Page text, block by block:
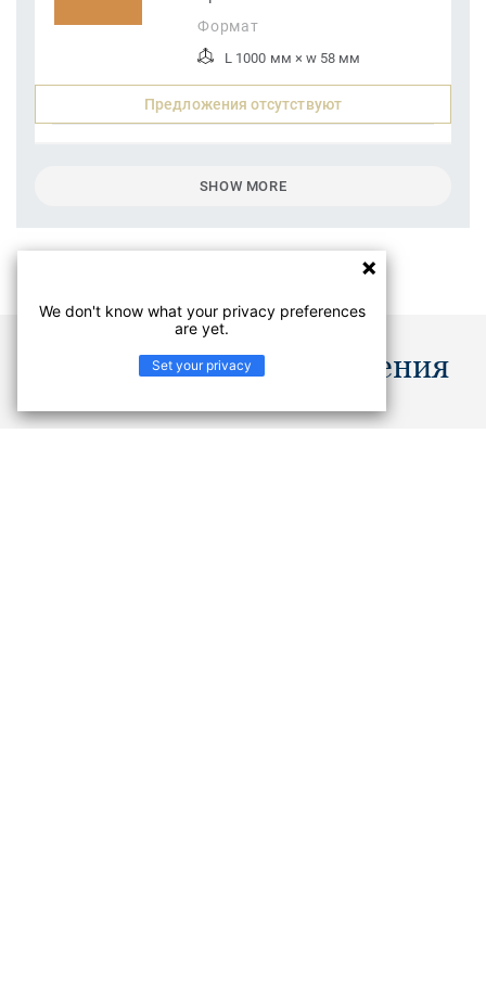
Формат
L 1000 мм × w 58 мм
Предложения отсутствуют
SHOW MORE
Документы и изображения
We don't know what your privacy preferences
are yet.
Set your privacy